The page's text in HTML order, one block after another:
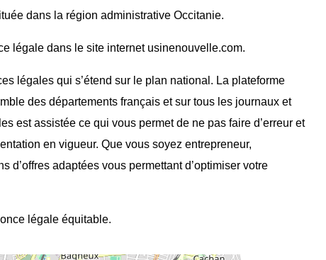
dans la région administrative Occitanie.
légale dans le site internet usinenouvelle.com.
légales qui s’étend sur le plan national. La plateforme
des départements français et sur tous les journaux et
est assistée ce qui vous permet de ne pas faire d’erreur et
en vigueur. Que vous soyez entrepreneur,
d’offres adaptées vous permettant d’optimiser votre
légale équitable.